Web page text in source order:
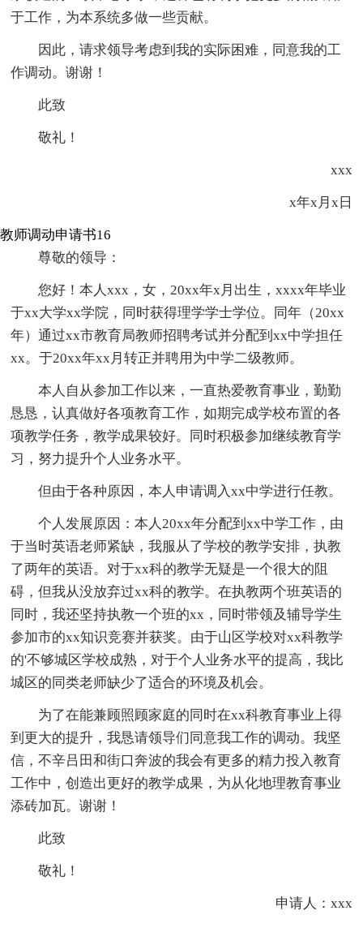
于工作，为本系统多做一些贡献。
因此，请求领导考虑到我的实际困难，同意我的工
作调动。谢谢！
此致
敬礼！
xxx
x年x月x日
教师调动申请书16
尊敬的领导：
您好！本人xxx，女，20xx年x月出生，xxxx年毕业
于xx大学xx学院，同时获得理学学士学位。同年（20xx
年）通过xx市教育局教师招聘考试并分配到xx中学担任
xx。于20xx年xx月转正并聘用为中学二级教师。
本人自从参加工作以来，一直热爱教育事业，勤勤
恳恳，认真做好各项教育工作，如期完成学校布置的各
项教学任务，教学成果较好。同时积极参加继续教育学
习，努力提升个人业务水平。
但由于各种原因，本人申请调入xx中学进行任教。
个人发展原因：本人20xx年分配到xx中学工作，由
于当时英语老师紧缺，我服从了学校的教学安排，执教
了两年的英语。对于xx科的教学无疑是一个很大的阻
碍，但我从没放弃过xx科的教学。在执教两个班英语的
同时，我还坚持执教一个班的xx，同时带领及辅导学生
参加市的xx知识竞赛并获奖。由于山区学校对xx科教学
的'不够城区学校成熟，对于个人业务水平的提高，我比
城区的同类老师缺少了适合的环境及机会。
为了在能兼顾照顾家庭的同时在xx科教育事业上得
到更大的提升，我恳请领导们同意我工作的调动。我坚
信，不辛吕田和街口奔波的我会有更多的精力投入教育
工作中，创造出更好的教学成果，为从化地理教育事业
添砖加瓦。谢谢！
此致
敬礼！
申请人：xxx